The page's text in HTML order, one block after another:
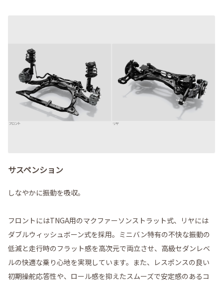
サスペンション
しなやかに振動を吸収。
フロントにはTNGA用のマクファーソンストラット式、リヤには
ダブルウィッシュボーン式を採用。ミニバン特有の不快な振動の
低減と走行時のフラット感を高次元で両立させ、高級セダンレベ
ルの快適な乗り心地を実現しています。また、レスポンスの良い
初期操舵応答性や、ロール感を抑えたスムーズで安定感のあるコ